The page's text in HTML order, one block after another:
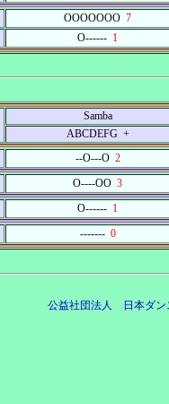
OOOOOOO 7
O------ 1
Samba
ABCDEFG +
--O---O2
O----OO 3
O------ 1
-------0
公益社団法人 日本ダ